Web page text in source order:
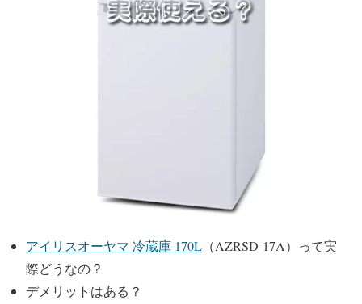
アイリスオーヤマ 冷蔵庫 170L （AZRSD-17A）って実
際どうなの？
デメリットはある？